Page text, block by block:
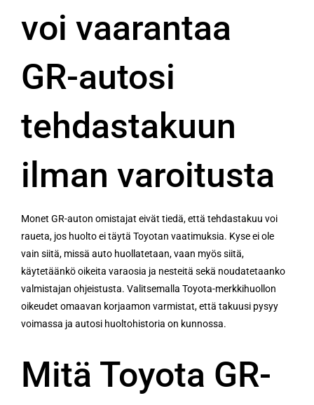
voi vaarantaa
GR-autosi
tehdastakuun
ilman varoitusta
Monet GR-auton omistajat eivät tiedä, että tehdastakuu voi
raueta, jos huolto ei täytä Toyotan vaatimuksia. Kyse ei ole
vain siitä, missä auto huollatetaan, vaan myös siitä,
käytetäänkö oikeita varaosia ja nesteitä sekä noudatetaanko
valmistajan ohjeistusta. Valitsemalla Toyota-merkkihuollon
oikeudet omaavan korjaamon varmistat, että takuusi pysyy
voimassa ja autosi huoltohistoria on kunnossa.
Mitä Toyota GR-